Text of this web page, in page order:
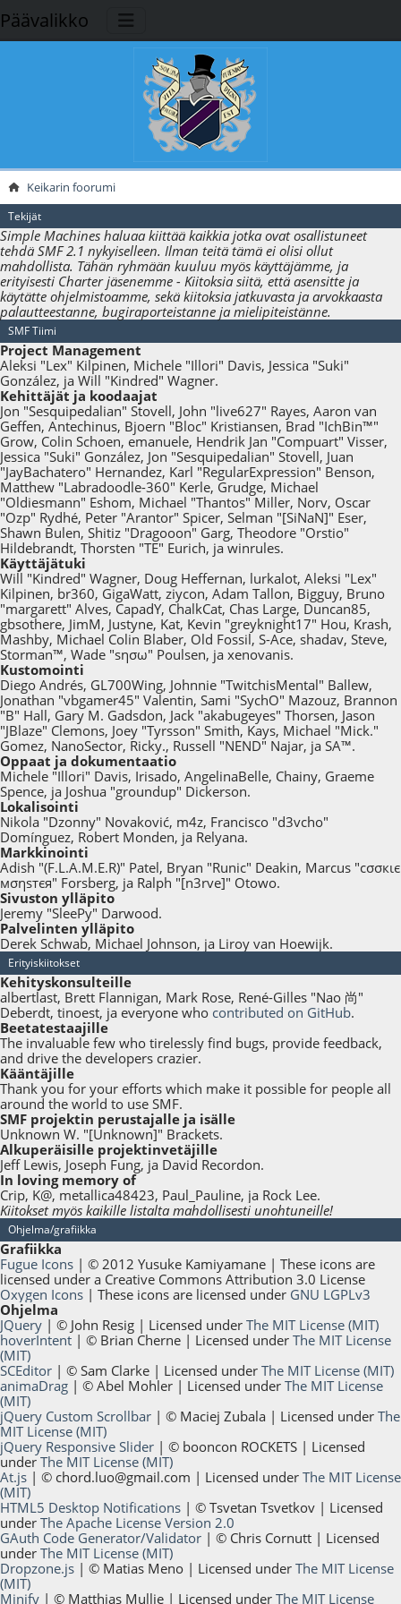
Päävalikko
Keikarin foorumi
Tekijät
Simple Machines haluaa kiittää kaikkia jotka ovat osallistuneet
tehdä SMF 2.1 nykyiselleen. Ilman teitä tämä ei olisi ollut
mahdollista. Tähän ryhmään kuuluu myös käyttäjämme, ja
erityisesti Charter jäsenemme - Kiitoksia siitä, että asensitte ja
käytätte ohjelmistoamme, sekä kiitoksia jatkuvasta ja arvokkaasta
palautteestanne, bugiraporteistanne ja mielipiteistänne.
SMF Tiimi
Project Management
Aleksi "Lex" Kilpinen, Michele "Illori" Davis, Jessica "Suki"
González, ja Will "Kindred" Wagner.
Kehittäjät ja koodaajat
Jon "Sesquipedalian" Stovell, John "live627" Rayes, Aaron van
Geffen, Antechinus, Bjoern "Bloc" Kristiansen, Brad "IchBin™"
Grow, Colin Schoen, emanuele, Hendrik Jan "Compuart" Visser,
Jessica "Suki" González, Jon "Sesquipedalian" Stovell, Juan
"JayBachatero" Hernandez, Karl "RegularExpression" Benson,
Matthew "Labradoodle-360" Kerle, Grudge, Michael
"Oldiesmann" Eshom, Michael "Thantos" Miller, Norv, Oscar
"Ozp" Rydhé, Peter "Arantor" Spicer, Selman "[SiNaN]" Eser,
Shawn Bulen, Shitiz "Dragooon" Garg, Theodore "Orstio"
Hildebrandt, Thorsten "TE" Eurich, ja winrules.
Käyttäjätuki
Will "Kindred" Wagner, Doug Heffernan, lurkalot, Aleksi "Lex"
Kilpinen, br360, GigaWatt, ziycon, Adam Tallon, Bigguy, Bruno
"margarett" Alves, CapadY, ChalkCat, Chas Large, Duncan85,
gbsothere, JimM, Justyne, Kat, Kevin "greyknight17" Hou, Krash,
Mashby, Michael Colin Blaber, Old Fossil, S-Ace, shadav, Steve,
Storman™, Wade "sησω" Poulsen, ja xenovanis.
Kustomointi
Diego Andrés, GL700Wing, Johnnie "TwitchisMental" Ballew,
Jonathan "vbgamer45" Valentin, Sami "SychO" Mazouz, Brannon
"B" Hall, Gary M. Gadsdon, Jack "akabugeyes" Thorsen, Jason
"JBlaze" Clemons, Joey "Tyrsson" Smith, Kays, Michael "Mick."
Gomez, NanoSector, Ricky., Russell "NEND" Najar, ja SA™.
Oppaat ja dokumentaatio
Michele "Illori" Davis, Irisado, AngelinaBelle, Chainy, Graeme
Spence, ja Joshua "groundup" Dickerson.
Lokalisointi
Nikola "Dzonny" Novaković, m4z, Francisco "d3vcho"
Domínguez, Robert Monden, ja Relyana.
Markkinointi
Adish "(F.L.A.M.E.R)" Patel, Bryan "Runic" Deakin, Marcus "cσσкιє
мσηѕтєя" Forsberg, ja Ralph "[n3rve]" Otowo.
Sivuston ylläpito
Jeremy "SleePy" Darwood.
Palvelinten ylläpito
Derek Schwab, Michael Johnson, ja Liroy van Hoewijk.
Erityiskiitokset
Kehityskonsulteille
albertlast, Brett Flannigan, Mark Rose, René-Gilles "Nao 尚"
Deberdt, tinoest, ja everyone who contributed on GitHub.
Beetatestaajille
The invaluable few who tirelessly find bugs, provide feedback,
and drive the developers crazier.
Kääntäjille
Thank you for your efforts which make it possible for people all
around the world to use SMF.
SMF projektin perustajalle ja isälle
Unknown W. "[Unknown]" Brackets.
Alkuperäisille projektinvetäjille
Jeff Lewis, Joseph Fung, ja David Recordon.
In loving memory of
Crip, K@, metallica48423, Paul_Pauline, ja Rock Lee.
Kiitokset myös kaikille listalta mahdollisesti unohtuneille!
Ohjelma/grafiikka
Grafiikka
Fugue Icons | © 2012 Yusuke Kamiyamane | These icons are
licensed under a Creative Commons Attribution 3.0 License
Oxygen Icons | These icons are licensed under GNU LGPLv3
Ohjelma
JQuery | © John Resig | Licensed under The MIT License (MIT)
hoverIntent | © Brian Cherne | Licensed under The MIT License
(MIT)
SCEditor | © Sam Clarke | Licensed under The MIT License (MIT)
animaDrag | © Abel Mohler | Licensed under The MIT License
(MIT)
jQuery Custom Scrollbar | © Maciej Zubala | Licensed under The
MIT License (MIT)
jQuery Responsive Slider | © booncon ROCKETS | Licensed
under The MIT License (MIT)
At.js | © chord.luo@gmail.com | Licensed under The MIT License
(MIT)
HTML5 Desktop Notifications | © Tsvetan Tsvetkov | Licensed
under The Apache License Version 2.0
GAuth Code Generator/Validator | © Chris Cornutt | Licensed
under The MIT License (MIT)
Dropzone.js | © Matias Meno | Licensed under The MIT License
(MIT)
Minify | © Matthias Mullie | Licensed under The MIT License